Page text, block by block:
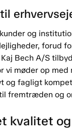
og
forud
Bech A/S
vi møder op
og fagligt
fremtræden og
kvalitet